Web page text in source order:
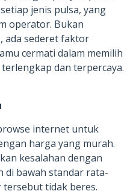
jenis pulsa, yang
operator. Bukan
ada sederet faktor
cermati dalam memilih
dan terpercaya.
internet untuk
harga yang murah.
kesalahan dengan
di bawah standar rata-
tidak beres.